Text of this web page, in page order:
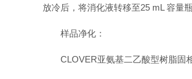
放冷后，将消化液转移至25 mL 容量
样品净化：
CLOVER亚氨基二乙酸型树脂固